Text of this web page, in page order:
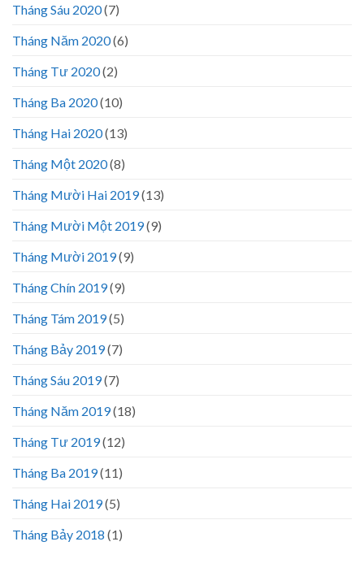
Tháng Sáu 2020(7)
Tháng Năm 2020(6)
Tháng Tư 2020(2)
Tháng Ba 2020(10)
Tháng Hai 2020(13)
Tháng Một 2020(8)
Tháng Mười Hai 2019(13)
Tháng Mười Một 2019(9)
Tháng Mười 2019(9)
Tháng Chín 2019(9)
Tháng Tám 2019(5)
Tháng Bảy 2019(7)
Tháng Sáu 2019(7)
Tháng Năm 2019(18)
Tháng Tư 2019(12)
Tháng Ba 2019(11)
Tháng Hai 2019(5)
Tháng Bảy 2018 (1)